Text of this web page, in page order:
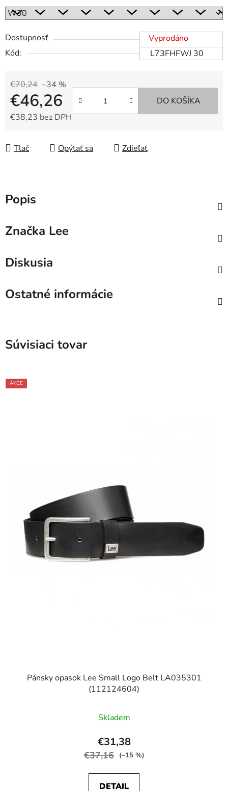
Dostupnosť
Vyprodáno
Kód:
L73FHFWJ 30
€70,24 –34 %
€46,26
€38,23 bez DPH
DO KOŠÍKA
Tlač Opýtať sa Zdieľať
Popis
Značka Lee
Diskusia
Ostatné informácie
Súvisiaci tovar
AKCE
Pánsky opasok Lee Small Logo Belt LA035301
(112124604)
Skladem
€31,38
€37,16 (–15 %)
DETAIL